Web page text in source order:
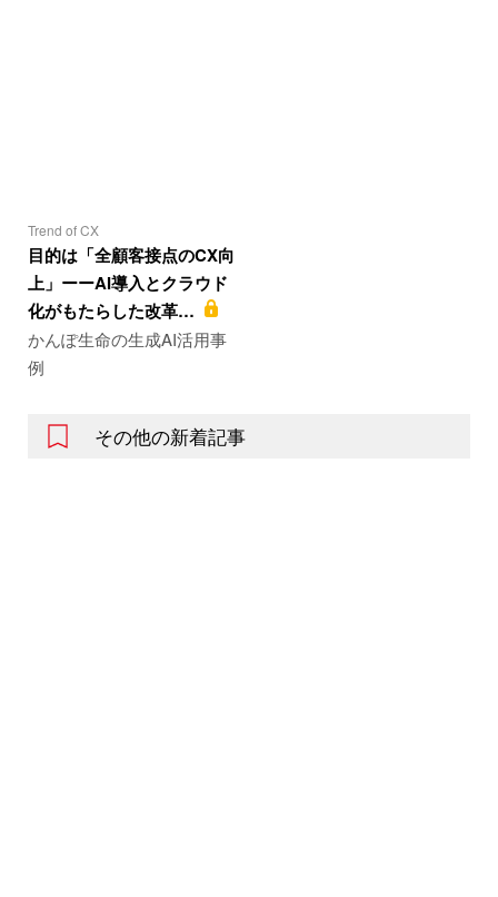
Trend of CX
目的は「全顧客接点のCX向
上」ーーAI導入とクラウド
化がもたらした改革…
かんぽ生命の生成AI活用事
例
その他の新着記事